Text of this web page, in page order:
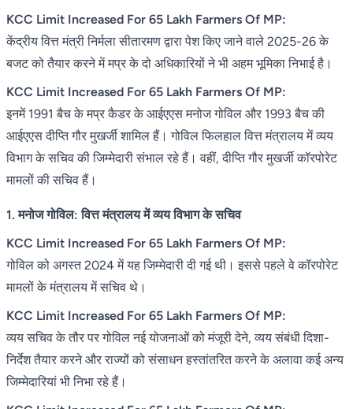
KCC Limit Increased For 65 Lakh Farmers Of MP:
केंद्रीय वित्त मंत्री निर्मला सीतारमण द्वारा पेश किए जाने वाले 2025-26 के
बजट को तैयार करने में मप्र के दो अधिकारियों ने भी अहम भूमिका निभाई है।
KCC Limit Increased For 65 Lakh Farmers Of MP:
इनमें 1991 बैच के मप्र कैडर के आईएएस मनोज गोविल और 1993 बैच की
आईएएस दीप्ति गौर मुखर्जी शामिल हैं। गोविल फिलहाल वित्त मंत्रालय में व्यय
विभाग के सचिव की जिम्मेदारी संभाल रहे हैं। वहीं, दीप्ति गौर मुखर्जी कॉरपोरेट
मामलों की सचिव हैं।
1. मनोज गोविल: वित्त मंत्रालय में व्यय विभाग के सचिव
KCC Limit Increased For 65 Lakh Farmers Of MP:
गोविल को अगस्त 2024 में यह जिम्मेदारी दी गई थी। इससे पहले वे कॉरपोरेट
मामलों के मंत्रालय में सचिव थे।
KCC Limit Increased For 65 Lakh Farmers Of MP:
व्यय सचिव के तौर पर गोविल नई योजनाओं को मंजूरी देने, व्यय संबंधी दिशा-
निर्देश तैयार करने और राज्यों को संसाधन हस्तांतरित करने के अलावा कई अन्य
जिम्मेदारियां भी निभा रहे हैं।